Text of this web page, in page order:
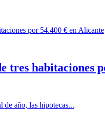
tres habitaciones